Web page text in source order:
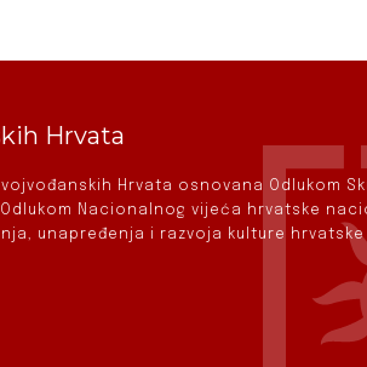
Hrvata
Hrvata osnovana Odlukom
Nacionalnog vijeća hrvatske
unapređenja i razvoja kulture hrvatske